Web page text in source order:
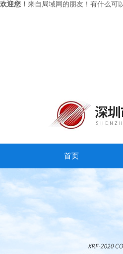
欢迎您！ 来自局域网的朋友！有什么可
首页